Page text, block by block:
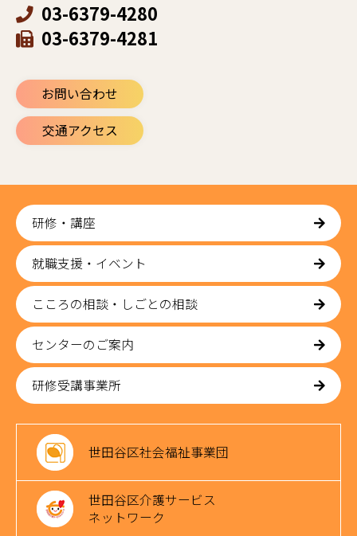
03-6379-4280
03-6379-4281
お問い合わせ
交通アクセス
研修・講座
就職支援・イベント
こころの相談・しごとの相談
センターのご案内
研修受講事業所
世田谷区社会福祉事業団
世田谷区介護サービス
ネットワーク